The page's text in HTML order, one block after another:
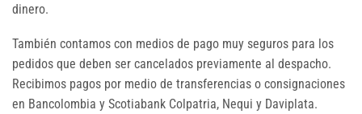
dinero.
También contamos con medios de pago muy seguros para los
pedidos que deben ser cancelados previamente al despacho.
Recibimos pagos por medio de transferencias o consignaciones
en Bancolombia y Scotiabank Colpatria, Nequi y Daviplata.